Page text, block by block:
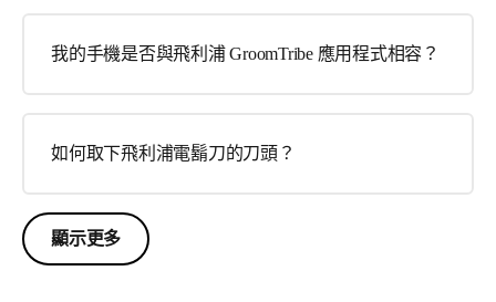
我的手機是否與飛利浦 GroomTribe 應用程式相容？
如何取下飛利浦電鬍刀的刀頭？
顯示更多